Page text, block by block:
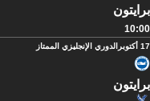
برايتون
10:00
17 أكتوبر الدوري الإنجليزي الممتاز
برايتون